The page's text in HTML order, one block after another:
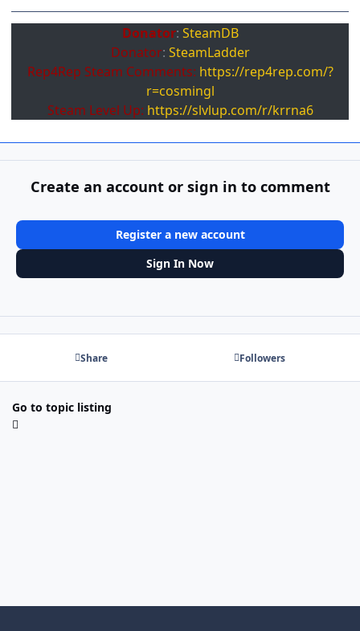
Donator: SteamDB
Donator: SteamLadder
Rep4Rep Steam Comments: https://rep4rep.com/?
r=cosmingl
Steam Level Up: https://slvlup.com/r/krrna6
Create an account or sign in to comment
Register a new account
Sign In Now
Share Followers
Go to topic listing